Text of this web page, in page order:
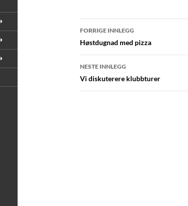
Innleggsnavigasjon
FORRIGE INNLEGG
Høstdugnad med pizza
NESTE INNLEGG
Vi diskuterere klubbturer